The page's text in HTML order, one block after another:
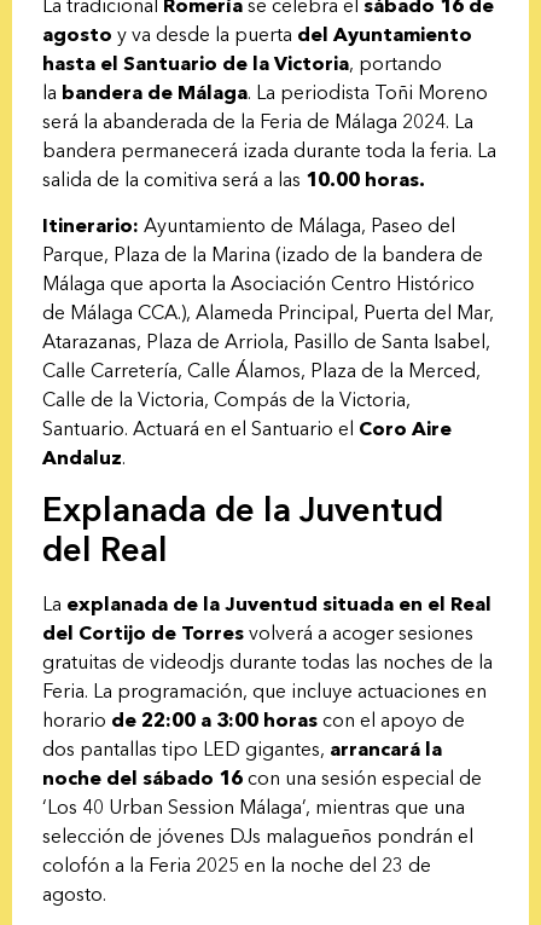
La tradicional Romería se celebra el sábado 16 de
agosto y va desde la puerta del Ayuntamiento
hasta el Santuario de la Victoria, portando
la bandera de Málaga. La periodista Toñi Moreno
será la abanderada de la Feria de Málaga 2024. La
bandera permanecerá izada durante toda la feria. La
salida de la comitiva será a las 10.00 horas.
Itinerario: Ayuntamiento de Málaga, Paseo del
Parque, Plaza de la Marina (izado de la bandera de
Málaga que aporta la Asociación Centro Histórico
de Málaga CCA.), Alameda Principal, Puerta del Mar,
Atarazanas, Plaza de Arriola, Pasillo de Santa Isabel,
Calle Carretería, Calle Álamos, Plaza de la Merced,
Calle de la Victoria, Compás de la Victoria,
Santuario. Actuará en el Santuario el Coro Aire
Andaluz.
Explanada de la Juventud
del Real
La explanada de la Juventud situada en el Real
del Cortijo de Torres volverá a acoger sesiones
gratuitas de videodjs durante todas las noches de la
Feria. La programación, que incluye actuaciones en
horario de 22:00 a 3:00 horas con el apoyo de
dos pantallas tipo LED gigantes, arrancará la
noche del sábado 16 con una sesión especial de
‘Los 40 Urban Session Málaga’, mientras que una
selección de jóvenes DJs malagueños pondrán el
colofón a la Feria 2025 en la noche del 23 de
agosto.